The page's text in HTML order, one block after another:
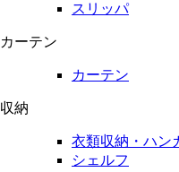
スリッパ
カーテン
カーテン
収納
衣類収納・ハン
シェルフ